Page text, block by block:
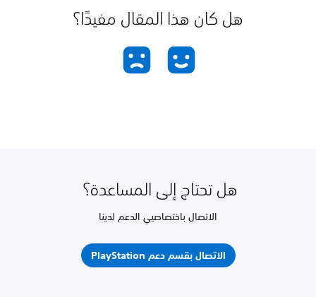
هل كان هذا المقال مفيدًا؟
هل تحتاج إلى المساعدة؟
الاتصال باختصاصيي الدعم لدينا
الاتصال بقسم دعم PlayStation